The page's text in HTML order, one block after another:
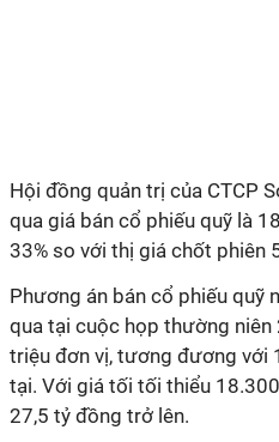
Hội đồng quản trị của CTCP
qua giá bán cổ phiếu quỹ là
33% so với thị giá chốt
Phương án bán cổ phiếu quỹ
qua tại cuộc họp thường
triệu đơn vị, tương đương với
tại. Với giá tối tối thiểu
27,5 tỷ đồng trở lên.